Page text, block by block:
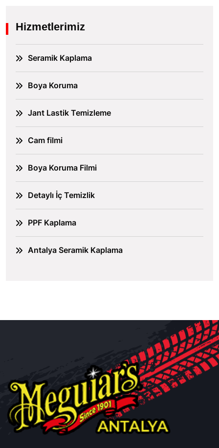
Hizmetlerimiz
Seramik Kaplama
Boya Koruma
Jant Lastik Temizleme
Cam filmi
Boya Koruma Filmi
Detaylı İç Temizlik
PPF Kaplama
Antalya Seramik Kaplama